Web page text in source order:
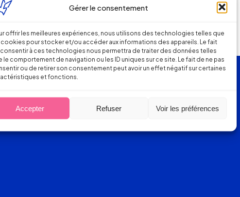
Gérer le consentement
offrir les meilleures expériences, nous utilisons des technologies telles que
cookies pour stocker et/ou accéder aux informations des appareils. Le fait
à ces technologies nous permettra de traiter des données telles
le comportement de navigation ou les ID uniques sur ce site. Le fait de ne pas
ou de retirer son consentement peut avoir un effet négatif sur certaines
et fonctions.
Accepter Refuser Voir les préférences